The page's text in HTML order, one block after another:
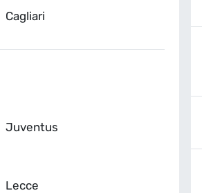
Cagliari
Juventus
Lecce